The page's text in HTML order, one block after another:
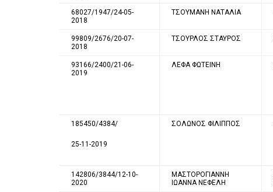
68027/1947/24-05-
2018
ΤΣΟΥΜΑΝΗ ΝΑΤΑΛΙΑ
99809/2676/20-07-
2018
ΤΣΟΥΡΛΟΣ ΣΤΑΥΡΟΣ
93166/2400/21-06-
2019
ΛΕΦΑ ΦΩΤΕΙΝΗ
185450/4384/
25-11-2019
ΣΟΛΩΝΟΣ ΦΙΛΙΠΠΟΣ
142806/3844/12-10-
2020
ΜΑΣΤΟΡΟΓΙΑΝΝΗ
ΙΩΑΝΝΑ ΝΕΦΕΛΗ